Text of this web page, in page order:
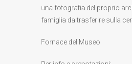
una fotografia del proprio
famiglia da trasferire sulla
Fornace del Museo